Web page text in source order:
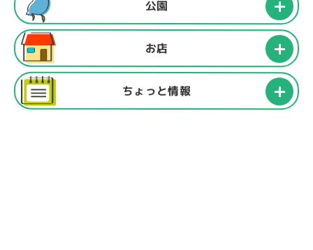
公園
お店
ちょっと情報